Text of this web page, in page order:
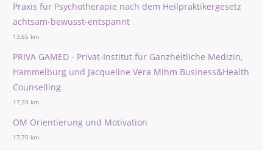
Praxis für Psychotherapie nach dem Heilpraktikergesetz
achtsam-bewusst-entspannt
13,65 km
PRIVA GAMED - Privat-Institut für Ganzheitliche Medizin,
Hammelburg und Jacqueline Vera Mihm Business&Health
Counselling
17,39 km
OM Orientierung und Motivation
17,70 km